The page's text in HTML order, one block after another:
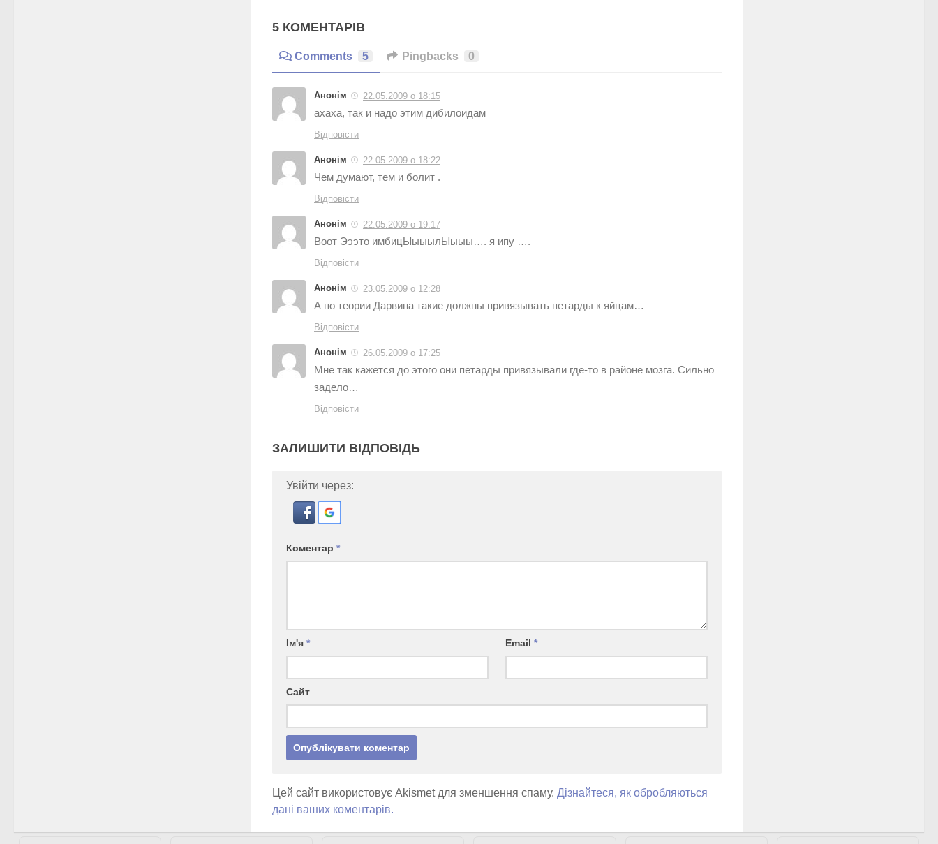
5 КОМЕНТАРІВ
Comments 5 Pingbacks 0
Анонім 22.05.2009 о 18:15
ахаха, так и надо этим дибилоидам
Відповісти
Анонім 22.05.2009 о 18:22
Чем думают, тем и болит .
Відповісти
Анонім 22.05.2009 о 19:17
Воот Эээто имбицЫыыылЫыыы…. я ипу ….
Відповісти
Анонім 23.05.2009 о 12:28
А по теории Дарвина такие должны привязывать петарды к яйцам…
Відповісти
Анонім 26.05.2009 о 17:25
Мне так кажется до этого они петарды привязывали где-то в районе мозга. Сильно
задело…
Відповісти
ЗАЛИШИТИ ВІДПОВІДЬ
Увійти через:
Коментар *
Ім'я * Email*
Сайт
Цей сайт використовує Akismet для зменшення спаму. Дізнайтеся, як обробляються
дані ваших коментарів.